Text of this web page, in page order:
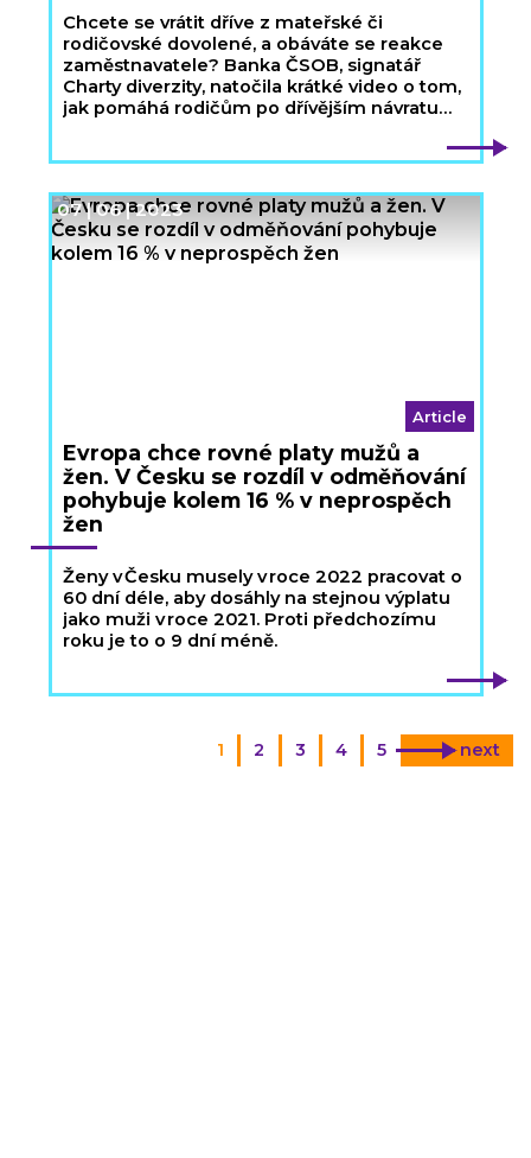
Chcete se vrátit dříve z mateřské či
rodičovské dovolené, a obáváte se reakce
zaměstnavatele? Banka ČSOB, signatář
Charty diverzity, natočila krátké video o tom,
jak pomáhá rodičům po dřívějším návratu
Article
Evropa chce rovné platy mužů a
žen. V Česku se rozdíl v odměňování
pohybuje kolem 16 % v neprospěch
žen
07 | 06 | 2023
Ženy v Česku musely v roce 2022 pracovat o
60 dní déle, aby dosáhly na stejnou výplatu
jako muži v roce 2021. Proti předchozímu
roku je to o 9 dní méně.
1 2 3 4 5 next